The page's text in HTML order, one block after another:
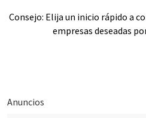
Consejo: Elija un inicio rápido a
empresas deseadas
Anuncios